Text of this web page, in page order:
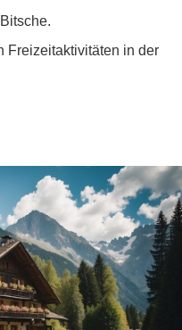
Freizeitaktivitäten in der